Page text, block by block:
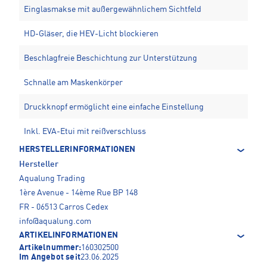
Einglasmakse mit außergewähnlichem Sichtfeld
HD-Gläser, die HEV-Licht blockieren
Beschlagfreie Beschichtung zur Unterstützung
Schnalle am Maskenkörper
Druckknopf ermöglicht eine einfache Einstellung
Inkl. EVA-Etui mit reißverschluss
HERSTELLERINFORMATIONEN
Hersteller
Aqualung Trading
1ère Avenue - 14ème Rue BP 148
FR - 06513 Carros Cedex
info@aqualung.com
ARTIKELINFORMATIONEN
Artikelnummer:160302500
Im Angebot seit23.06.2025